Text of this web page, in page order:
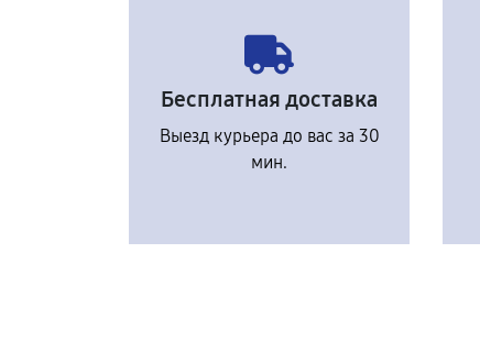
Бесплатная доставка
Выезд курьера до вас за 30
мин.